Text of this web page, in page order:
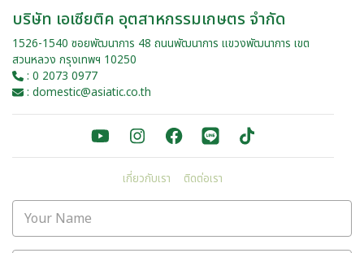
บริษัท เอเซียติค อุตสาหกรรมเกษตร จำกัด
1526-1540 ซอยพัฒนาการ 48 ถนนพัฒนาการ แขวงพัฒนาการ เขต
สวนหลวง กรุงเทพฯ 10250
: 0 2073 0977
: domestic@asiatic.co.th
เกี่ยวกับเรา ติดต่อเรา
Your Name